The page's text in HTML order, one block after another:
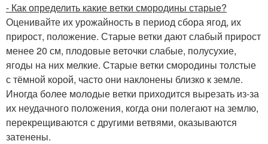
- Как определить какие ветки смородины старые?
Оценивайте их урожайность в период сбора ягод, их
прирост, положение. Старые ветки дают слабый прирост
менее 20 см, плодовые веточки слабые, полусухие,
ягоды на них мелкие. Старые ветки смородины толстые
с тёмной корой, часто они наклонены близко к земле.
Иногда более молодые ветки приходится вырезать из-за
их неудачного положения, когда они полегают на землю,
перекрещиваются с другими ветвями, оказываются
затенены.